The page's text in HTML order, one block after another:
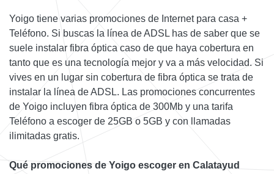
Yoigo tiene varias promociones de Internet para casa +
Teléfono. Si buscas la línea de ADSL has de saber que se
suele instalar fibra óptica caso de que haya cobertura en
tanto que es una tecnología mejor y va a más velocidad. Si
vives en un lugar sin cobertura de fibra óptica se trata de
instalar la línea de ADSL. Las promociones concurrentes
de Yoigo incluyen fibra óptica de 300Mb y una tarifa
Teléfono a escoger de 25GB o 5GB y con llamadas
ilimitadas gratis.
Qué promociones de Yoigo escoger en Calatayud